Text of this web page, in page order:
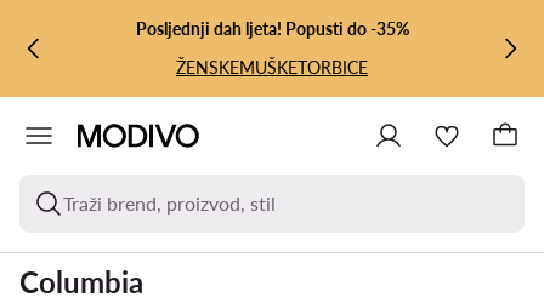
PRIJEĐI NA GLAVNI SADRŽAJ
PRIJEĐI NA PRETRAŽIVANJE
Posljednji dah ljeta! Popusti do -35%
ŽENSKEMUŠKETORBICE
Traži brend, proizvod, stil
Columbia